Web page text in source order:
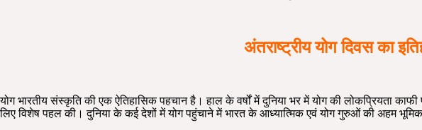
अंतराष्ट्रीय योग दिवस का
योग भारतीय संस्कृति की एक ऐतिहासिक पहचान है। हाल के वर्षों में दुनिया भर में योग की लोकप्रियता
लिए विशेष पहल की। दुनिया के कई देशों में योग पहुंचाने में भारत के आध्यात्मिक एवं योग गुरुओं की अहम